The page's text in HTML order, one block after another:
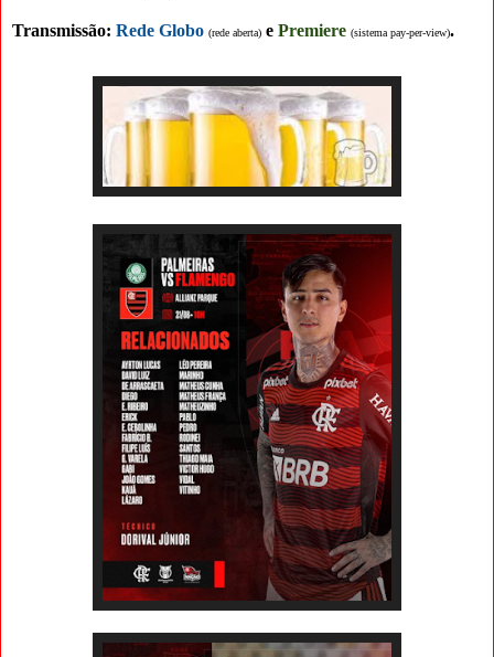
Transmissão: Rede Globo (rede aberta) e Premiere (sistema pay-per-view).